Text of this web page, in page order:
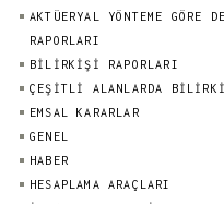
AKTÜERYAL YÖNTEME GÖRE
RAPORLARI
BILIRKIŞI RAPORLARI
ÇEŞİTLİ ALANLARDA
EMSAL KARARLAR
GENEL
HABER
HESAPLAMA ARAÇLARI